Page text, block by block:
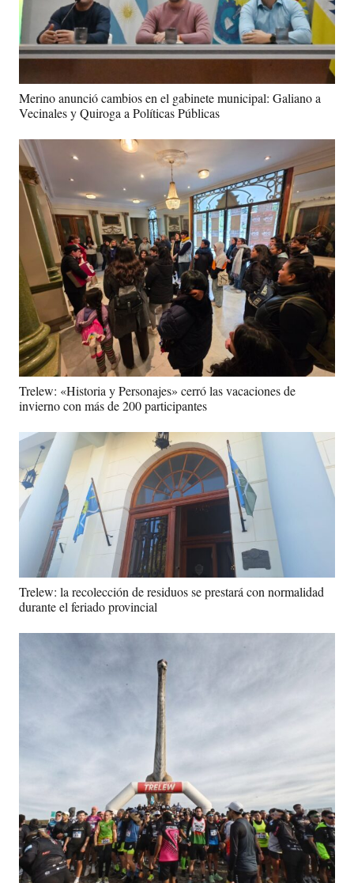
Merino anunció cambios en el gabinete municipal: Galiano a
Vecinales y Quiroga a Políticas Públicas
Trelew: «Historia y Personajes» cerró las vacaciones de
invierno con más de 200 participantes
Trelew: la recolección de residuos se prestará con normalidad
durante el feriado provincial